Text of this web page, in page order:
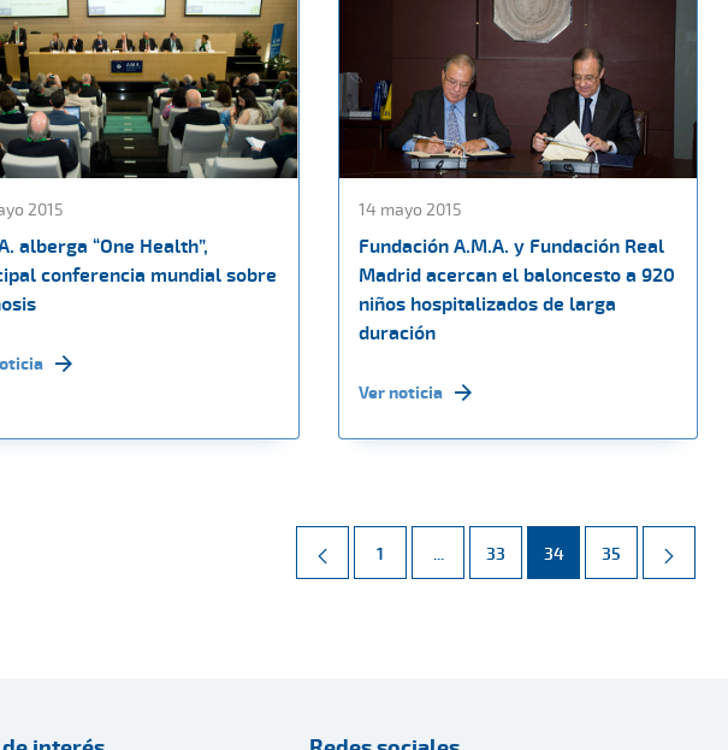
2015
alberga “One Health”,
conferencia mundial sobre
14 mayo 2015
Fundación A.M.A. y Fundación Real
Madrid acercan el baloncesto a 920
niños hospitalizados de larga
duración
Ver noticia
Página
1 ... Páginas intermedias Use TAB para
Página
33 Página
34 Página
35